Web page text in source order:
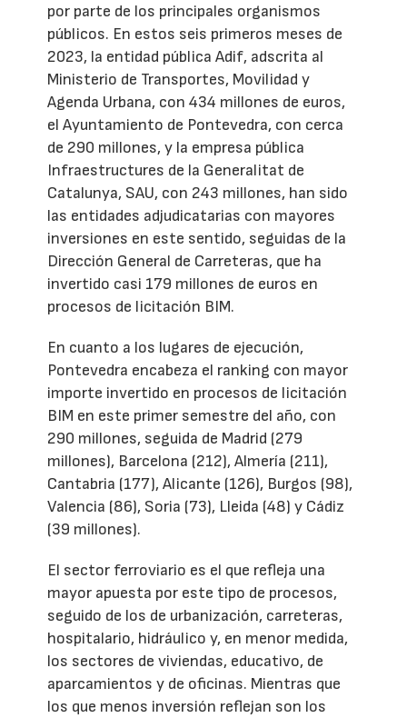
por parte de los principales organismos
públicos. En estos seis primeros meses de
2023, la entidad pública Adif, adscrita al
Ministerio de Transportes, Movilidad y
Agenda Urbana, con 434 millones de euros,
el Ayuntamiento de Pontevedra, con cerca
de 290 millones, y la empresa pública
Infraestructures de la Generalitat de
Catalunya, SAU, con 243 millones, han sido
las entidades adjudicatarias con mayores
inversiones en este sentido, seguidas de la
Dirección General de Carreteras, que ha
invertido casi 179 millones de euros en
procesos de licitación BIM.
En cuanto a los lugares de ejecución,
Pontevedra encabeza el ranking con mayor
importe invertido en procesos de licitación
BIM en este primer semestre del año, con
290 millones, seguida de Madrid (279
millones), Barcelona (212), Almería (211),
Cantabria (177), Alicante (126), Burgos (98),
Valencia (86), Soria (73), Lleida (48) y Cádiz
(39 millones).
El sector ferroviario es el que refleja una
mayor apuesta por este tipo de procesos,
seguido de los de urbanización, carreteras,
hospitalario, hidráulico y, en menor medida,
los sectores de viviendas, educativo, de
aparcamientos y de oficinas. Mientras que
los que menos inversión reflejan son los